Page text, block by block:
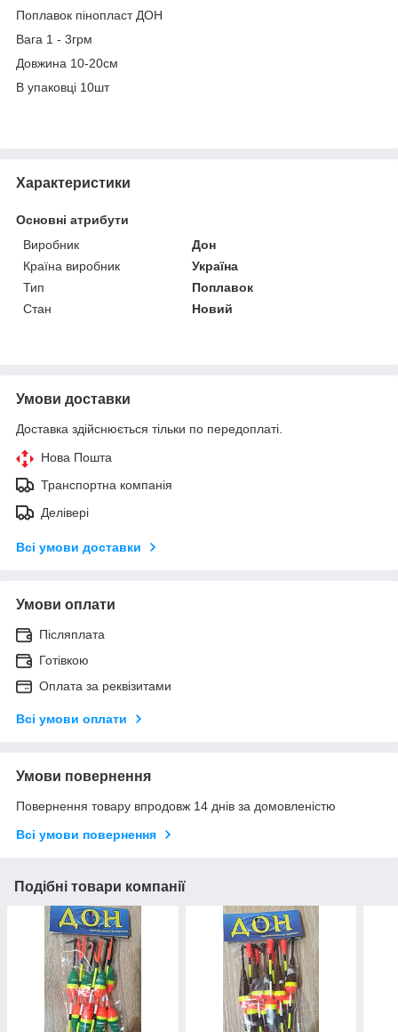
Поплавок пінопласт ДОН
Вага 1 - 3грм
Довжина 10-20см
В упаковці 10шт
Характеристики
Основні атрибути
Виробник
Дон
Країна виробник
Україна
Тип
Поплавок
Стан
Новий
Умови доставки
Доставка здійснюється тільки по передоплаті.
Нова Пошта
Транспортна компанія
Делівері
Всі умови доставки
Умови оплати
Післяплата
Готівкою
Оплата за реквізитами
Всі умови оплати
Умови повернення
Повернення товару впродовж 14 днів за домовленістю
Всі умови повернення
Подібні товари компанії